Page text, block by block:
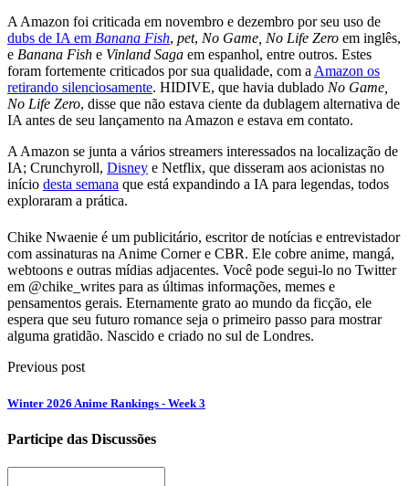
A Amazon foi criticada em novembro e dezembro por seu uso de
dubs de IA em Banana Fish, pet, No Game, No Life Zero em inglês,
e Banana Fish e Vinland Saga em espanhol, entre outros. Estes
foram fortemente criticados por sua qualidade, com a Amazon os
retirando silenciosamente. HIDIVE, que havia dublado No Game,
No Life Zero, disse que não estava ciente da dublagem alternativa de
IA antes de seu lançamento na Amazon e estava em contato.
A Amazon se junta a vários streamers interessados na localização de
IA; Crunchyroll, Disney e Netflix, que disseram aos acionistas no
início desta semana que está expandindo a IA para legendas, todos
exploraram a prática.
Chike Nwaenie é um publicitário, escritor de notícias e entrevistador
com assinaturas na Anime Corner e CBR. Ele cobre anime, mangá,
webtoons e outras mídias adjacentes. Você pode segui-lo no Twitter
em @chike_writes para as últimas informações, memes e
pensamentos gerais. Eternamente grato ao mundo da ficção, ele
espera que seu futuro romance seja o primeiro passo para mostrar
alguma gratidão. Nascido e criado no sul de Londres.
Previous post
Winter 2026 Anime Rankings - Week 3
Participe das Discussões